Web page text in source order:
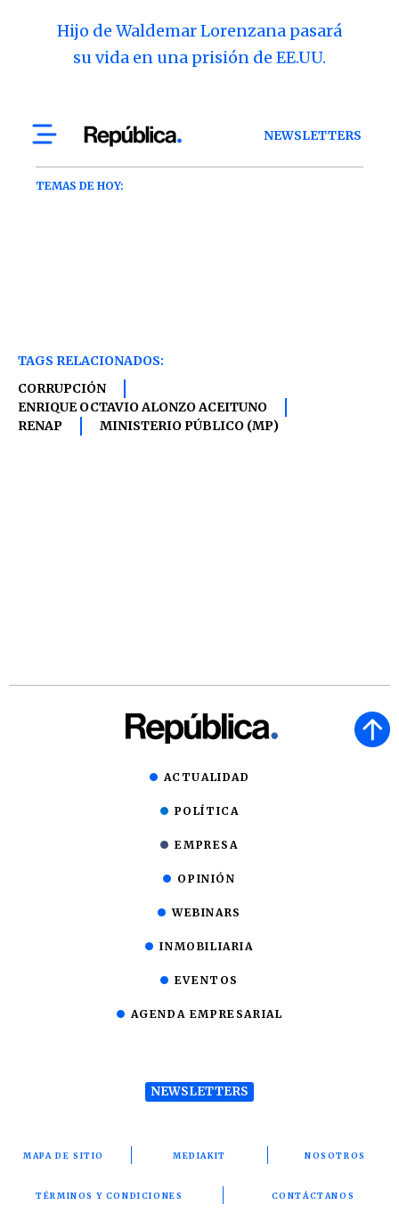
Hijo de Waldemar Lorenzana pasará
su vida en una prisión de EE.UU.
TAGS RELACIONADOS:
CORRUPCIÓN
ENRIQUE OCTAVIO ALONZO ACEITUNO
RENAP
MINISTERIO PÚBLICO (MP)
ACTUALIDAD
POLÍTICA
EMPRESA
OPINIÓN
WEBINARS
INMOBILIARIA
EVENTOS
AGENDA EMPRESARIAL
NEWSLETTERS
MAPA DE SITIO MEDIAKIT NOSOTROS
TÉRMINOS Y CONDICIONES CONTÁCTANOS